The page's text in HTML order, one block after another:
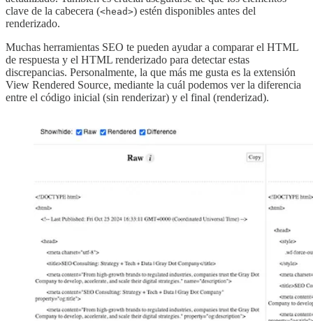
clave de la cabecera (<head>) estén disponibles antes del
renderizado.
Muchas herramientas SEO te pueden ayudar a comparar el HTML
de respuesta y el HTML renderizado para detectar estas
discrepancias. Personalmente, la que más me gusta es la extensión
View Rendered Source, mediante la cuál podemos ver la diferencia
entre el código inicial (sin renderizar) y el final (renderizad).